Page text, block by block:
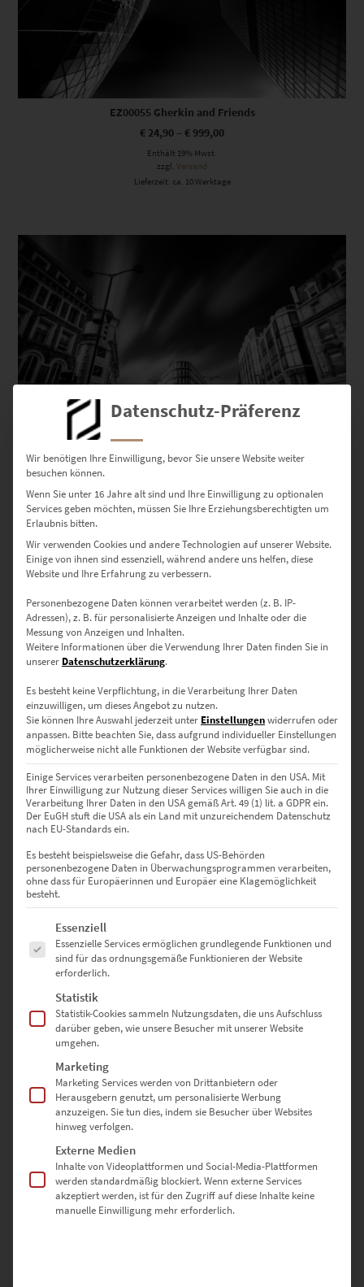
EZ00055 Gherkin and Friends
€ 24,90 – € 999,00
Enthält 19% Mwst.
zzgl.
Versand
Lieferzeit: ca. 10 Werktage
Dieses Produkt weist mehrere Varianten auf. Die Optionen können auf der Produktseite gewählt werden
EZ00049 London Crossroads
€ 24,90 –€999,00
Enthält 19% Mwst.
EZ00048 Around the Corner
Enthält 19% Mwst.
zzgl. Versand
Dieses Produkt weist mehrere Varianten auf. Die Optionen können auf der Produktseite gewählt werden
EZ00047 Angels Wings
€24,90– €999,00
Enthält 19% Mwst.
Datenschutz-Präferenz
Wir benötigen Ihre Einwilligung, bevor Sie unsere Website weiter
besuchen können.
Wenn Sie unter 16 Jahre alt sind und Ihre Einwilligung zu optionalen
Services geben möchten, müssen Sie Ihre Erziehungsberechtigten um
Erlaubnis bitten.
Wir verwenden Cookies und andere Technologien auf unserer Website.
Einige von ihnen sind essenziell, während andere uns helfen, diese
Website und Ihre Erfahrung zu verbessern.
Personenbezogene Daten können verarbeitet werden (z. B. IP-
Adressen), z. B. für personalisierte Anzeigen und Inhalte oder die
Messung von Anzeigen und Inhalten.
Weitere Informationen über die Verwendung Ihrer Daten finden Sie in
unserer Datenschutzerklärung.
Es besteht keine Verpflichtung, in die Verarbeitung Ihrer Daten
einzuwilligen, um dieses Angebot zu nutzen.
Sie können Ihre Auswahl jederzeit unter Einstellungenwiderrufen oder
anpassen. Bitte beachten Sie, dass aufgrund individueller Einstellungen
möglicherweise nicht alle Funktionen der Website verfügbar sind.
Einige Services verarbeiten personenbezogene Daten in den USA. Mit
Ihrer Einwilligung zur Nutzung dieser Services willigen Sie auch in die
Verarbeitung Ihrer Daten in den USA gemäß Art. 49 (1) lit. a GDPR ein.
Der EuGH stuft die USA als ein Land mit unzureichendem Datenschutz
nach EU-Standards ein.
Es besteht beispielsweise die Gefahr, dass US-Behörden
personenbezogene Daten in Überwachungsprogrammen verarbeiten,
ohne dass für Europäerinnen und Europäer eine Klagemöglichkeit
besteht.
Es folgt eine Liste der Service-Gruppen, für die eine Einwilligung
Essenziell
Essenzielle Services ermöglichen grundlegende Funktionen und
sind für das ordnungsgemäße Funktionieren der Website
erforderlich.
Statistik
Statistik-Cookies sammeln Nutzungsdaten, die uns Aufschluss
darüber geben, wie unsere Besucher mit unserer Website
umgehen.
Marketing
Marketing Services werden von Drittanbietern oder
Herausgebern genutzt, um personalisierte Werbung
anzuzeigen. Sie tun dies, indem sie Besucher über Websites
hinweg verfolgen.
Externe Medien
Inhalte von Videoplattformen und Social-Media-Plattformen
werden standardmäßig blockiert. Wenn externe Services
akzeptiert werden, ist für den Zugriff auf diese Inhalte keine
manuelle Einwilligung mehr erforderlich.